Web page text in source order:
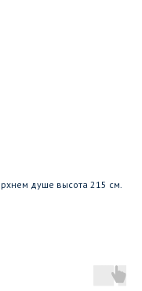
душе высота 215 см.